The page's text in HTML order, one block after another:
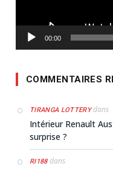
00:00
COMMENTAIRES
TIRANGA LOTTERYdans
Intérieur Renault
surprise ?
RI188dans